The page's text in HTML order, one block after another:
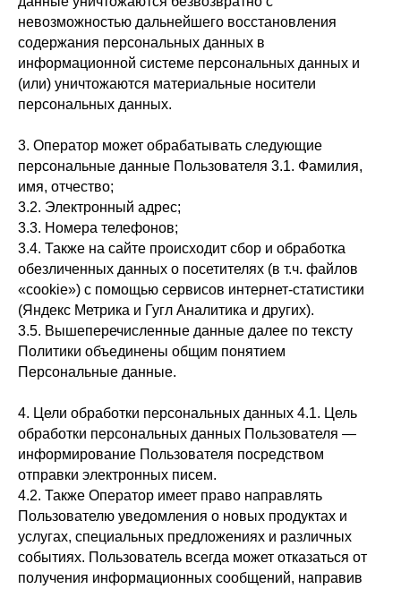
невозможностью дальнейшего восстановления
содержания персональных данных в
информационной системе персональных данных и
(или) уничтожаются материальные носители
персональных данных.
3. Оператор может обрабатывать следующие
персональные данные Пользователя 3.1. Фамилия,
имя, отчество;
3.2. Электронный адрес;
3.3. Номера телефонов;
3.4. Также на сайте происходит сбор и обработка
обезличенных данных о посетителях (в т.ч. файлов
«cookie») с помощью сервисов интернет-статистики
(Яндекс Метрика и Гугл Аналитика и других).
3.5. Вышеперечисленные данные далее по тексту
Политики объединены общим понятием
Персональные данные.
4. Цели обработки персональных данных 4.1. Цель
обработки персональных данных Пользователя —
информирование Пользователя посредством
отправки электронных писем.
4.2. Также Оператор имеет право направлять
Пользователю уведомления о новых продуктах и
услугах, специальных предложениях и различных
событиях. Пользователь всегда может отказаться от
получения информационных сообщений, направив